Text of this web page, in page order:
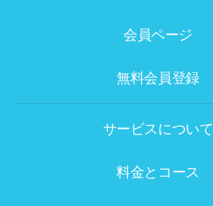
会員ページ
無料会員登録
サービスについて
料金とコース